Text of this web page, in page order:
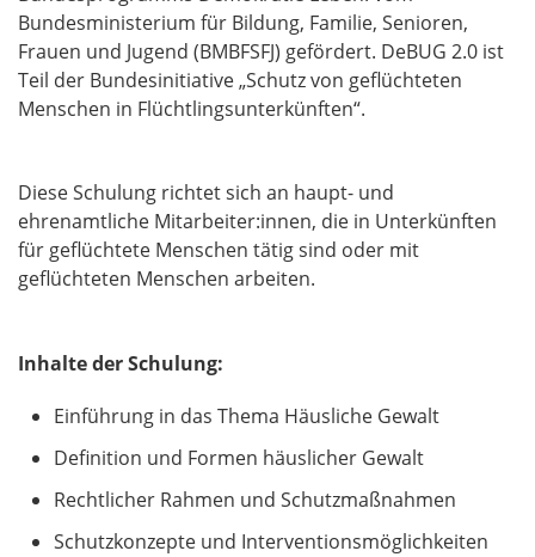
Bundesministerium für Bildung, Familie, Senioren,
Frauen und Jugend (BMBFSFJ) gefördert. DeBUG 2.0 ist
Teil der Bundesinitiative „Schutz von geflüchteten
Menschen in Flüchtlingsunterkünften“.
Diese Schulung richtet sich an haupt- und
ehrenamtliche Mitarbeiter:innen, die in Unterkünften
für geflüchtete Menschen tätig sind oder mit
geflüchteten Menschen arbeiten.
Inhalte der Schulung:
Einführung in das Thema Häusliche Gewalt
Definition und Formen häuslicher Gewalt
Rechtlicher Rahmen und Schutzmaßnahmen
Schutzkonzepte und Interventionsmöglichkeiten